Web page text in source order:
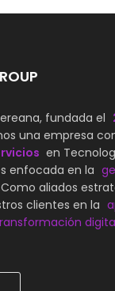
fundada el
una empresa
en
enfocada en la
aliados
clientes en la